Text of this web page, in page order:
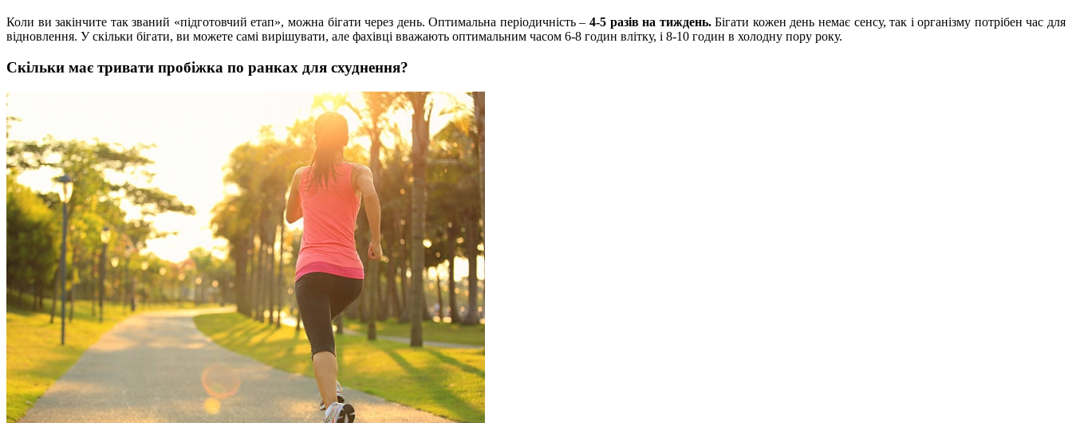
Коли ви закінчите так званий «підготовчий етап», можна бігати через день. Оптимальна періодичність – 4-5 разів на тиждень.Бігати кожен день немає сенсу, так і організму потрібен час для
відновлення. У скільки бігати, ви можете самі вирішувати, але фахівці вважають оптимальним часом 6-8 годин влітку, і 8-10 годин в холодну пору року.
Скільки має тривати пробіжка по ранках для схуднення?